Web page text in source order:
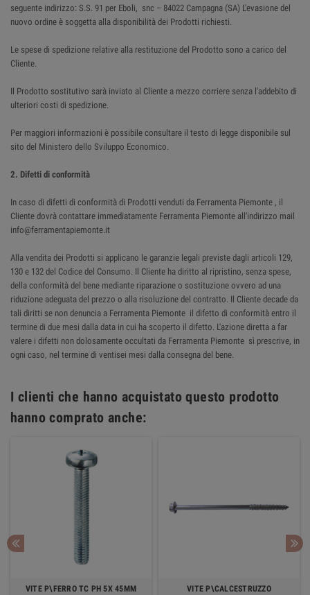
seguente indirizzo: S.S. 91 per Eboli, snc – 84022 Campagna (SA) L'evasione del
nuovo ordine è soggetta alla disponibilità dei Prodotti richiesti.
Le spese di spedizione relative alla restituzione del Prodotto sono a carico del
Cliente.
Il Prodotto sostitutivo sarà inviato al Cliente a mezzo corriere senza l'addebito di
ulteriori costi di spedizione.
Per maggiori informazioni è possibile consultare il testo di legge disponibile sul
sito del Ministero dello Sviluppo Economico.
2. Difetti di conformità
In caso di difetti di conformità di Prodotti venduti da Ferramenta Piemonte , il
Cliente dovrà contattare immediatamente Ferramenta Piemonte all'indirizzo mail
info@ferramentapiemonte.it
Alla vendita dei Prodotti si applicano le garanzie legali previste dagli articoli 129,
130 e 132 del Codice del Consumo. Il Cliente ha diritto al ripristino, senza spese,
della conformità del bene mediante riparazione o sostituzione ovvero ad una
riduzione adeguata del prezzo o alla risoluzione del contratto. Il Cliente decade da
tali diritti se non denuncia a Ferramenta Piemonte il difetto di conformità entro il
termine di due mesi dalla data in cui ha scoperto il difetto. L'azione diretta a far
valere i difetti non dolosamente occultati da Ferramenta Piemonte sì prescrive, in
ogni caso, nel termine di ventisei mesi dalla consegna del bene.
I clienti che hanno acquistato questo prodotto
hanno comprato anche:
VITE P\FERRO TC PH 5X 45MM
VITE P\CALCESTRUZZO